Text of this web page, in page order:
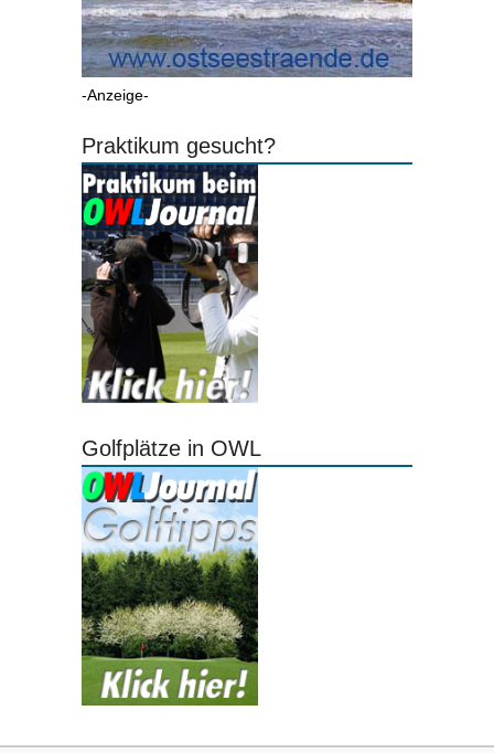
-Anzeige-
Praktikum gesucht?
Golfplätze in OWL